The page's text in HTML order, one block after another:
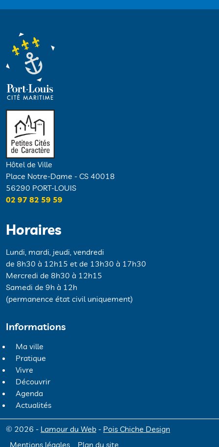
Hôtel de Ville
Place Notre-Dame - CS 40018
56290 PORT-LOUIS
02 97 82 59 59
Horaires
Lundi, mardi, jeudi, vendredi
de 8h30 à 12h15 et de 13h30 à 17h30
Mercredi de 8h30 à 12h15
Samedi de 9h à 12h
(permanence état civil uniquement)
Informations
Ma ville
Pratique
Vivre
Découvrir
Agenda
Actualités
© 2026 - Lamour du Web - Pois Chiche Design
Mentions légales
Plan du site